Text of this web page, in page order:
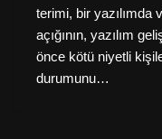
terimi, bir yazılımda
açığının, yazılım
önce kötü niyetli
durumunu…